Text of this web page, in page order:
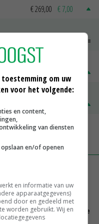
€ 269,00 € 7,00
door in Nederlandse
komt bovenop droogste
om uw
voor het volgende:
en content,
van diensten
en/of openen
en informatie van uw
apparaatgegevens)
door en gedeeld met
worden gebruikt. Wij en